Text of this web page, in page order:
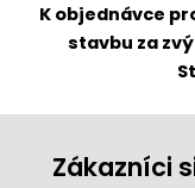
K objednávce
stavbu za
Zákazníci